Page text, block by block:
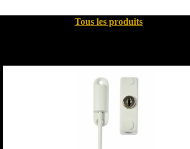
Tous les produits